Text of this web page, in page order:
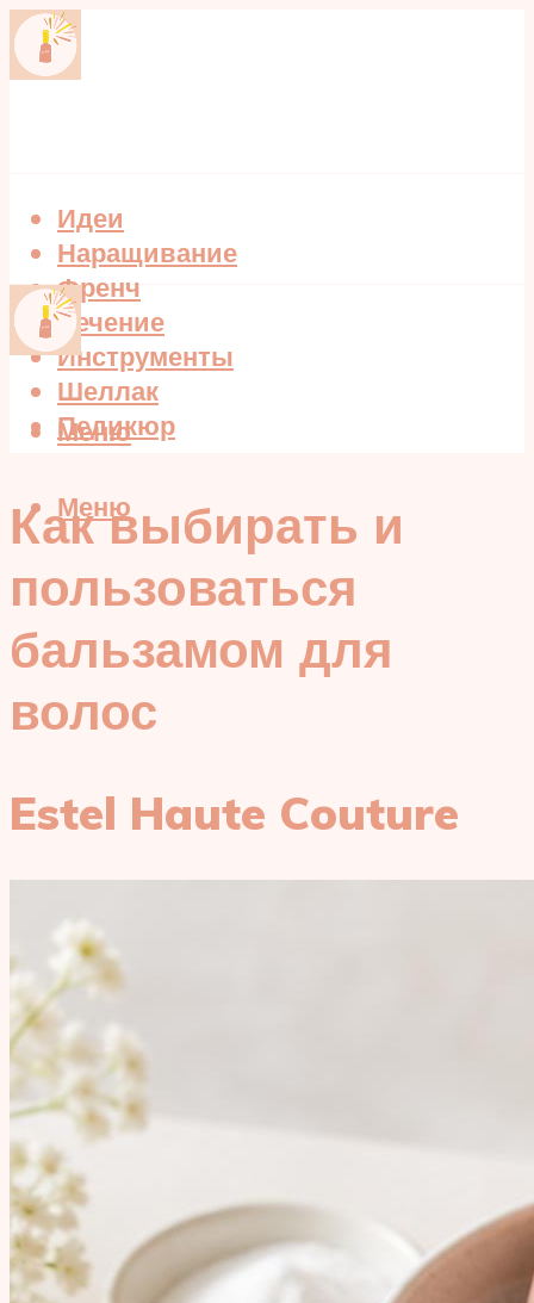
Идеи
Наращивание
Френч
Лечение
Инструменты
Шеллак
Педикюр
Меню
Меню
Как выбирать и
пользоваться
бальзамом для
волос
Estel Haute Couture